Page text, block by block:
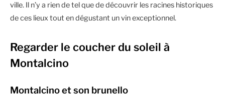
ville. Il n’y a rien de tel que de découvrir les racines historiques
de ces lieux tout en dégustant un vin exceptionnel.
Regarder le coucher du soleil à
Montalcino
Montalcino et son brunello